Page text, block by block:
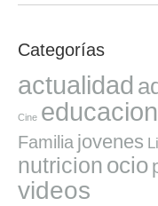
Categorías
actualidad
Cine educacion
Familia jovenes
nutricion ocio
videos